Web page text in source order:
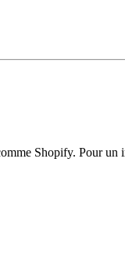
Shopify. Pour